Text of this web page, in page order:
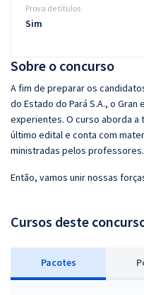
Sobre o concurso
A fim de preparar os
do Estado do Pará S.A., o
experientes. O curso aborda
último edital e conta com
ministradas pelos professores.
Então, vamos unir nossas
Cursos deste
Pacotes P
Prova de títulos
Sim